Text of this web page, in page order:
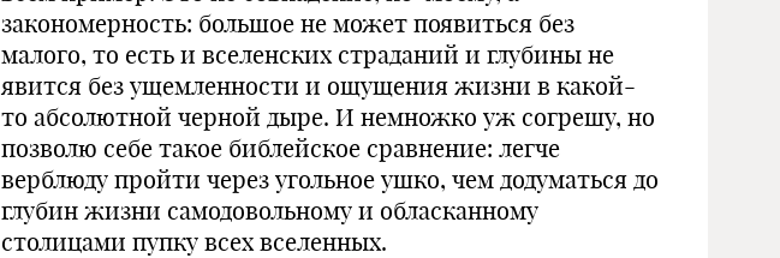
закономерность: большое не может появиться без
малого, то есть и вселенских страданий и глубины не
явится без ущемленности и ощущения жизни в какой-
то абсолютной черной дыре. И немножко уж согрешу, но
позволю себе такое библейское сравнение: легче
верблюду пройти через угольное ушко, чем додуматься до
глубин жизни самодовольному и обласканному
столицами пупку всех вселенных.